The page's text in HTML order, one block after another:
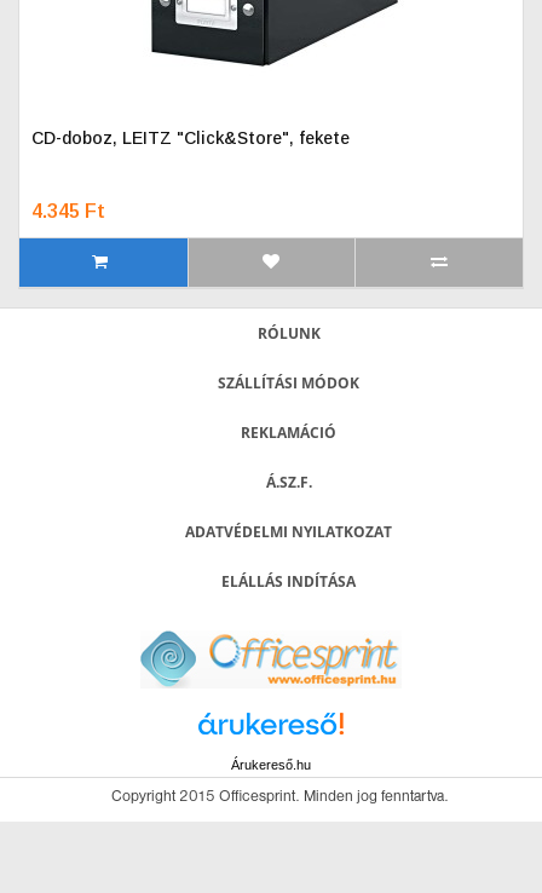
CD-doboz, LEITZ "Click&Store", fekete
4.345 Ft
RÓLUNK
SZÁLLÍTÁSI MÓDOK
REKLAMÁCIÓ
Á.SZ.F.
ADATVÉDELMI NYILATKOZAT
ELÁLLÁS INDÍTÁSA
Árukereső.hu
Copyright 2015 Officesprint. Minden jog fenntartva.